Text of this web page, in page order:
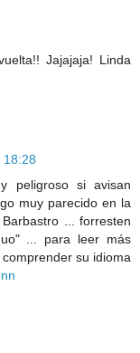
Jajajaja! Linda
18:28
peligroso si avisan
muy parecido en la
... forresten
... para leer más
su idioma